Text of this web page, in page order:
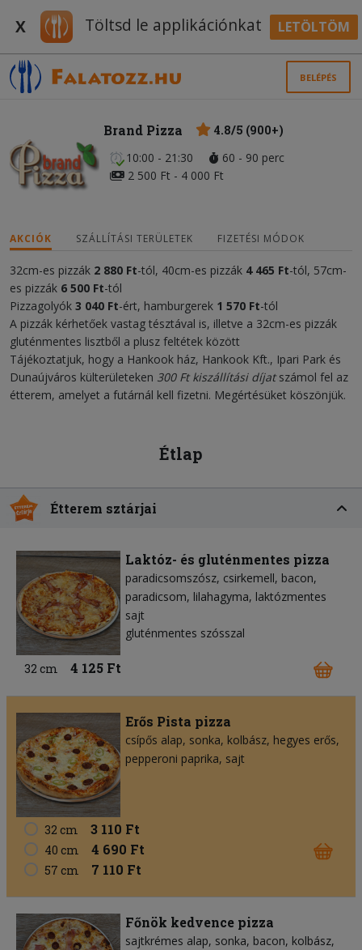
X Töltsd le applikációnkat LETÖLTÖM
BELÉPÉS
Brand Pizza
4.8/5 (900+)
10:00 - 21:30
60 - 90 perc
2 500 Ft - 4 000 Ft
AKCIÓK SZÁLLÍTÁSI TERÜLETEK FIZETÉSI MÓDOK
32cm-es pizzák 2 880 Ft-tól, 40cm-es pizzák 4465 Ft-tól, 57cm-
es pizzák 6 500 Ft-tól
Pizzagolyók 3 040 Ft-ért, hamburgerek 1 570 Ft-tól
A pizzák kérhetőek vastag tésztával is, illetve a 32cm-es pizzák
gluténmentes lisztből a plusz feltétek között
Tájékoztatjuk, hogy a Hankook ház, Hankook Kft., Ipari Park és
Dunaújváros külterületeken 300 Ft kiszállítási díjatszámol fel az
étterem, amelyet a futárnál kell fizetni. Megértésüket köszönjük.
Étlap
Étterem sztárjai
Laktóz- és gluténmentes pizza
paradicsomszósz csirkemell bacon
paradicsom lilahagyma laktózmentes
sajt
gluténmentes szósszal
32 cm 4 125 Ft
Erős Pista pizza
csípős alap sonka kolbász hegyes erős
pepperoni paprika sajt
32 cm 3 110 Ft
40 cm 4 690 Ft
57 cm 7 110 Ft
Főnök kedvence pizza
sajtkrémes alap sonka bacon kolbász